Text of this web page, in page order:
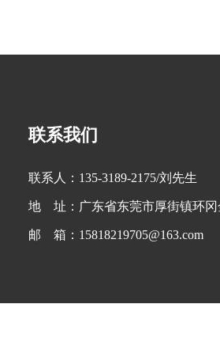
联系我们
联系人：135-3189-2175/刘先生
地 址：广东省东莞市厚街镇环冈
邮 箱：15818219705@163.com